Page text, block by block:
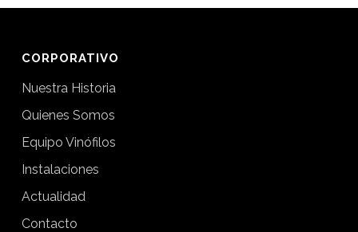
CORPORATIVO
Nuestra Historia
Quienes Somos
Equipo Vinófilos
Instalaciones
Actualidad
Contacto